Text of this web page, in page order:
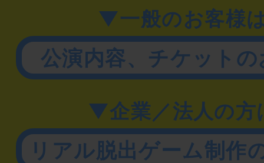
▼一般のお客様
公演内容、チケット
▼企業／法人の方
リアル脱出ゲーム制作